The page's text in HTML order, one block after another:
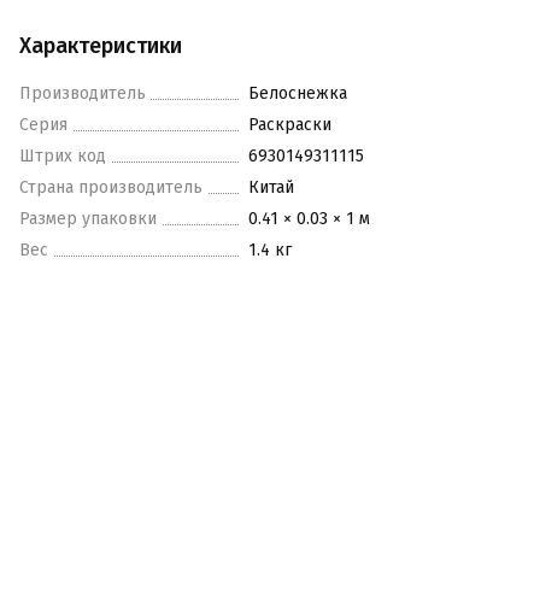
Характеристики
Производитель
Белоснежка
Серия
Раскраски
Штрих код
6930149311115
Страна производитель
Китай
Размер упаковки
0.41 × 0.03 × 1 м
Вес
1.4 кг